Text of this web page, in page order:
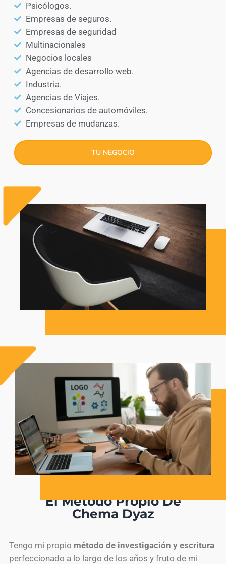
Psicólogos.
Empresas de seguros.
Empresas de seguridad
Multinacionales
Negocios locales
Agencias de desarrollo web.
Industria.
Agencias de Viajes.
Concesionarios de automóviles.
Empresas de mudanzas.
TU NEGOCIO
El Método Propio De
Chema Dyaz
Tengo mi propio método de investigación y escritura
perfeccionado a lo largo de los años y fruto de mi